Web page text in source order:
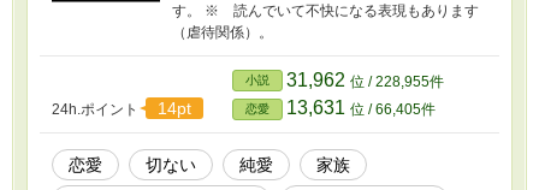
す。 ※ 読んでいて不快になる表現もあります
（虐待関係）。
24h.ポイント 14pt
小説 31,962 位 / 228,955件
恋愛 13,631 位 / 66,405件
恋愛 切ない 純愛
家族